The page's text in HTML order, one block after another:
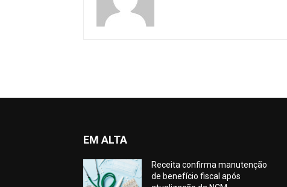
EM ALTA
Receita confirma manutenção
de benefício fiscal após